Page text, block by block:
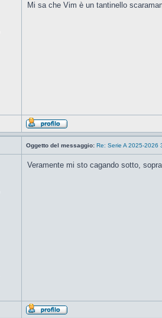
Mi sa che Vim è un tantinello
Oggetto del messaggio: Re: Serie A 2025-2026
Veramente mi sto cagando sotto,